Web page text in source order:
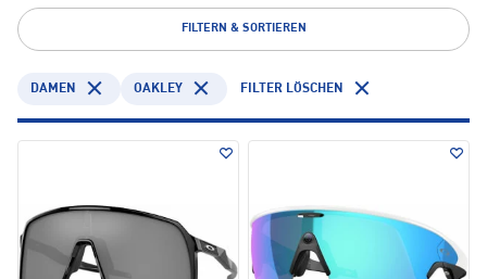
FILTERN & SORTIEREN
DAMEN OAKLEY FILTER LÖSCHEN